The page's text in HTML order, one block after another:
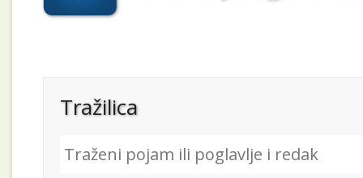
Tražilica